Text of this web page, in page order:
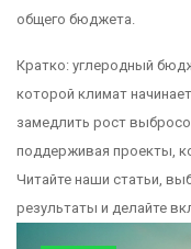
общего бюджета.
Кратко: углеродный
которой климат
замедлить рост
поддерживая проекты,
Читайте наши статьи,
результаты и делайте